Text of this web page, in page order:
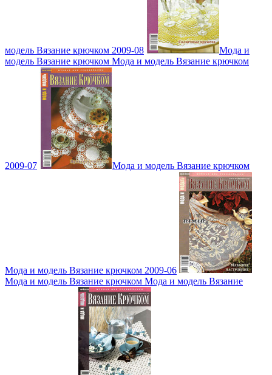
модель Вязание крючком 2009-08
Мода и
модель Вязание крючком Мода и модель Вязание крючком
2009-07 Мода и модель Вязание крючком
Мода и модель Вязание крючком 2009-06
Мода и модель Вязание крючком Мода и модель Вязание